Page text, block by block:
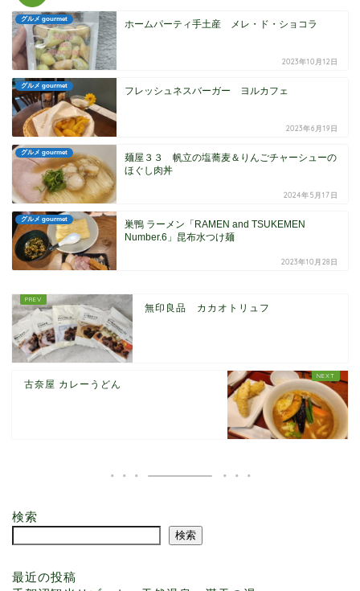
グルメ gourmet ホームパーティ手土産 メレ・ド・ショコラ
2023年10月12日
グルメ gourmet フレッシュネスバーガー ヨルカフェ
2023年6月19日
グルメ gourmet
麺屋３３ 帆立の塩蕎麦＆りんごチャーシューの
ほぐし肉丼
2024年5月17日
グルメ gourmet
巣鴨 ラーメン「RAMEN and TSUKEMEN
Number.6」昆布水つけ麺
2023年10月28日
無印良品 カカオトリュフ
古奈屋 カレーうどん
検索
検索
最近の投稿